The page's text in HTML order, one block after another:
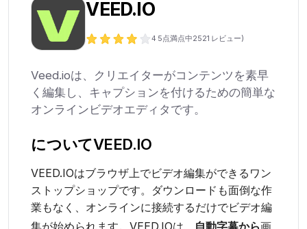
VEED.IO
4 5点満点中2521 レビュー)
Veed.ioは、クリエイターがコンテンツを素早
く編集し、キャプションを付けるための簡単な
オンラインビデオエディタです。
についてVEED.IO
VEED.IOはブラウザ上でビデオ編集ができるワン
ストップショップです。ダウンロードも面倒な作
業もなく、オンラインに接続するだけでビデオ編